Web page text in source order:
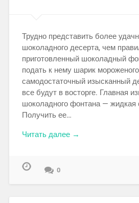
Трудно представить более
шоколадного десерта, чем
приготовленный шоколадный
подать к нему шарик
самодостаточный изысканный
все будут в восторге. Главная
шоколадного фонтана — жидкая
Получить ее…
Читать далее →
0